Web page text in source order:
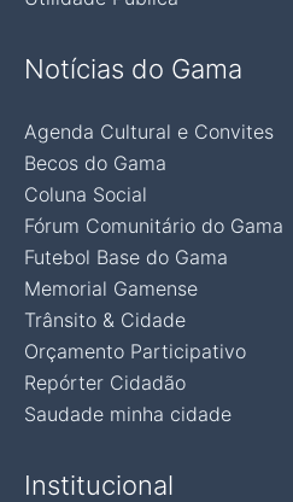
Notícias do Gama
Agenda Cultural e Convites
Becos do Gama
Coluna Social
Fórum Comunitário do Gama
Futebol Base do Gama
Memorial Gamense
Trânsito & Cidade
Orçamento Participativo
Repórter Cidadão
Saudade minha cidade
Institucional